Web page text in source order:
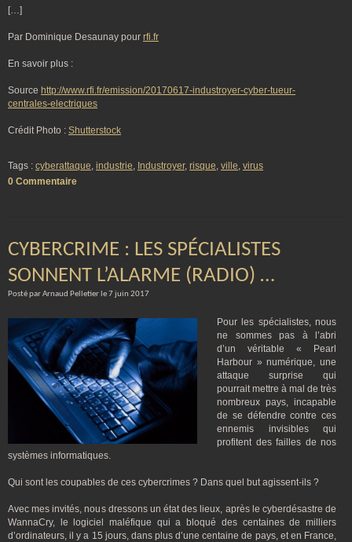
[…]
Par Dominique Desaunay pour rfi.fr
En savoir plus :
Source http://www.rfi.fr/emission/20170617-industroyer-cyber-tueur-
centrales-electriques
Crédit Photo : Shutterstock
Tags : cyberattaque, industrie, Industroyer, risque, ville, virus
0 Commentaire
CYBERCRIME : LES SPÉCIALISTES
SONNENT L’ALARME (RADIO) …
Posté par Arnaud Pelletier le 7 juin 2017
Pour les spécialistes, nous
ne sommes pas à l’abri
d’un véritable « Pearl
Harbour » numérique, une
attaque surprise qui
pourrait mettre à mal de très
nombreux pays, incapable
de se défendre contre ces
ennemis invisibles qui
profitent des failles de nos
systèmes informatiques.
Qui sont les coupables de ces cybercrimes ? Dans quel but agissent-ils ?
Avec mes invités, nous dressons un état des lieux, après le cyberdésastre de
WannaCry, le logiciel maléfique qui a bloqué des centaines de milliers
d’ordinateurs, il y a 15 jours, dans plus d’une centaine de pays, et en France,